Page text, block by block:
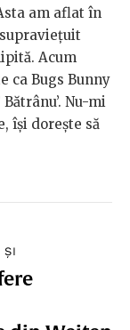
am aflat în
Acum
ca Bugs Bunny
Nu-mi
își dorește să
ȘI